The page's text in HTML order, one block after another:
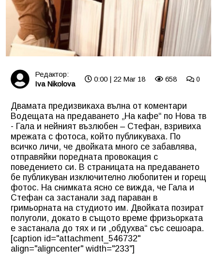
Редактор:
Iva Nikolova
0:00 | 22 Mar 18 658 0
Двамата предизвикаха вълна от коментари
Водещата на предаването „На кафе“ по Нова тв
- Гала и нейният възлюбен – Стефан, взривиха
мрежата с фотоса, който публикуваха. По
всичко личи, че двойката много се забавлява,
отправяйки поредната провокация с
поведението си. В страницата на предаването
бе публикуван изключително любопитен и горещ
фотос. На снимката ясно се вижда, че Гала и
Стефан са застанали зад параван в
гримьорната на студиото им. Двойката позират
полуголи, докато в същото време фризьорката
е застанала до тях и ги „обдухва“ със сешоара.
[caption id="attachment_546732"
align="aligncenter" width="233"]